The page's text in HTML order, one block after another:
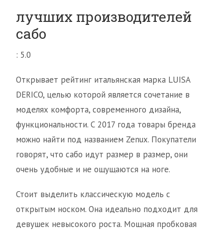
лучших производителей
сабо
: 5.0
Открывает рейтинг итальянская марка LUISA
DERICO, целью которой является сочетание в
моделях комфорта, современного дизайна,
функциональности. С 2017 года товары бренда
можно найти под названием Zenux. Покупатели
говорят, что сабо идут размер в размер, они
очень удобные и не ощущаются на ноге.
Стоит выделить классическую модель с
открытым носком. Она идеально подходит для
девушек невысокого роста. Мощная пробковая